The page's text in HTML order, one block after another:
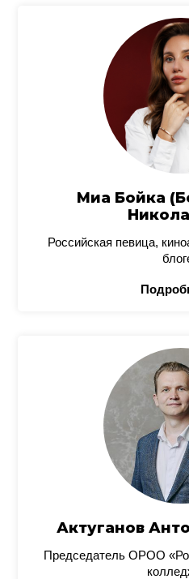
Миа Бойка
Российская певица,
Актуганов
Председатель ОРОО